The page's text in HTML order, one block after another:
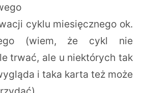
cyklu miesięcznego ok.
(wiem, że cykl nie
trwać, ale u niektórych tak
i taka karta też może